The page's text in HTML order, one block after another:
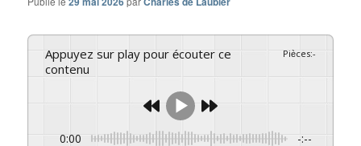
Appuyez sur play pour écouter ce
contenu
Pièces:-
0:00 -:--